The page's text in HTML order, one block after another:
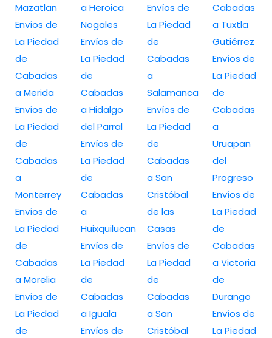
Mazatlan
Envíos de
La Piedad
de
Cabadas
a Merida
Envíos de
La Piedad
de
Cabadas
a
Monterrey
Envíos de
La Piedad
de
Cabadas
a Morelia
Envíos de
La Piedad
de
a Heroica
Nogales
Envíos de
La Piedad
de
Cabadas
a Hidalgo
del Parral
Envíos de
La Piedad
de
Cabadas
a
Huixquilucan
Envíos de
La Piedad
de
Cabadas
a Iguala
Envíos de
Envíos de
La Piedad
de
Cabadas
a
Salamanca
Envíos de
La Piedad
de
Cabadas
a San
Cristóbal
de las
Casas
Envíos de
La Piedad
de
Cabadas
a San
Cristóbal
Cabadas
a Tuxtla
Gutiérrez
Envíos de
La Piedad
de
Cabadas
a
Uruapan
del
Progreso
Envíos de
La Piedad
de
Cabadas
a Victoria
de
Durango
Envíos de
La Piedad